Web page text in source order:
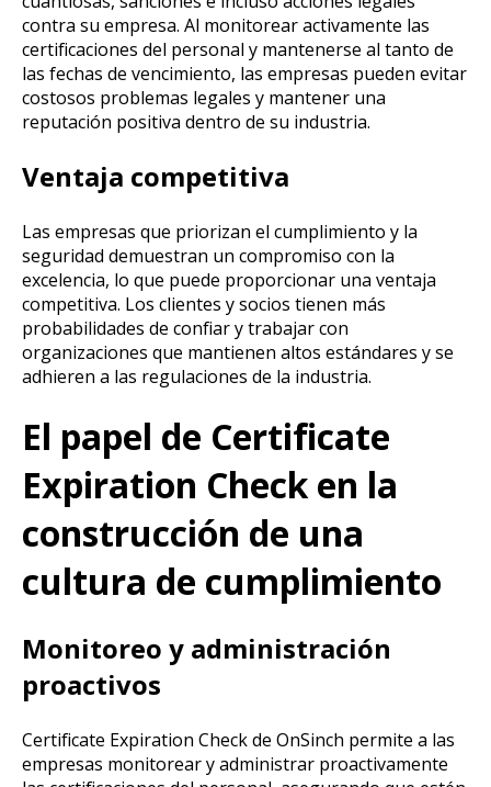
contra su empresa. Al monitorear activamente las
certificaciones del personal y mantenerse al tanto de
las fechas de vencimiento, las empresas pueden evitar
costosos problemas legales y mantener una
reputación positiva dentro de su industria.
Ventaja competitiva
Las empresas que priorizan el cumplimiento y la
seguridad demuestran un compromiso con la
excelencia, lo que puede proporcionar una ventaja
competitiva. Los clientes y socios tienen más
probabilidades de confiar y trabajar con
organizaciones que mantienen altos estándares y se
adhieren a las regulaciones de la industria.
El papel de Certificate
Expiration Check en la
construcción de una
cultura de cumplimiento
Monitoreo y administración
proactivos
Certificate Expiration Check de OnSinch permite a las
empresas monitorear y administrar proactivamente